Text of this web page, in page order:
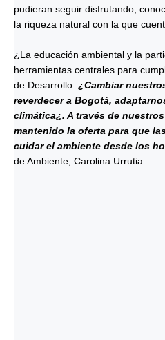
pudieran seguir disfrutando,
la riqueza natural con la que
¿La educación ambiental y la
herramientas centrales para
de Desarrollo: ¿Cambiar
reverdecer a Bogotá,
climática¿. A través de
mantenido la oferta para que
cuidar el ambiente desde los
de Ambiente, Carolina Urrutia.